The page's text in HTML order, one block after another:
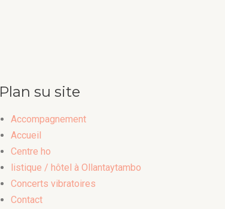
Plan su site
Accompagnement
Accueil
Centre ho
listique / hôtel à Ollantaytambo
Concerts vibratoires
Contact